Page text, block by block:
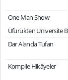
One Man Show
Üfürükten Üniversite
Dar Alanda Tufan
Kompile Hikâyeler